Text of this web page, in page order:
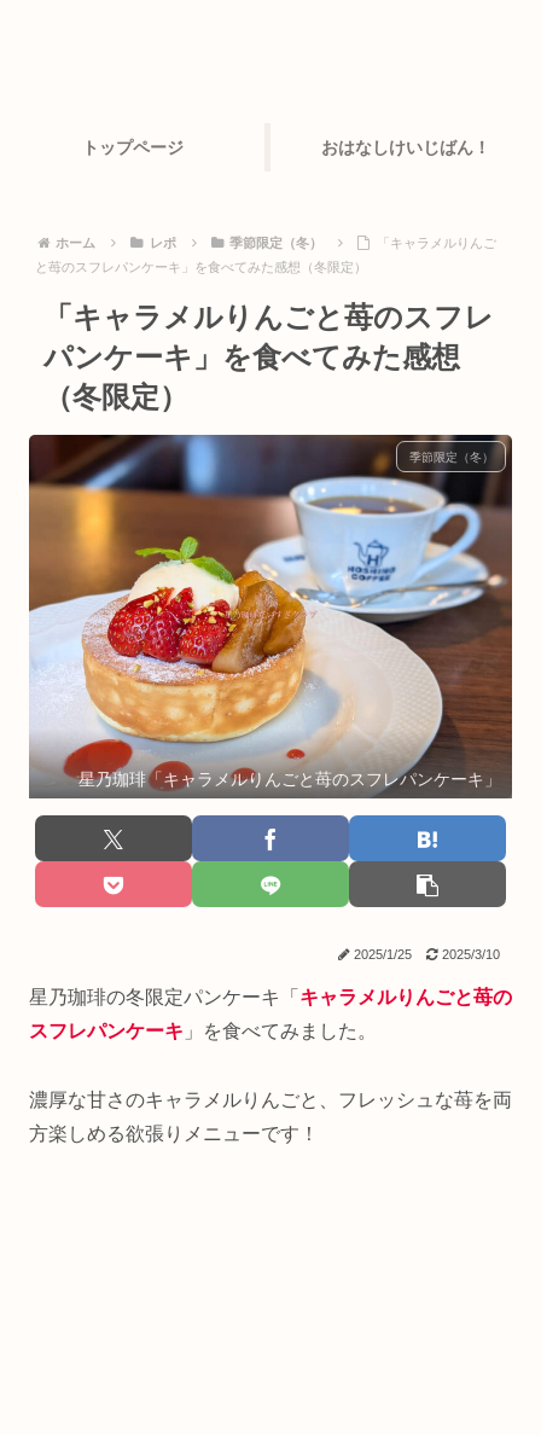
トップページ おはなしけいじばん！
ホーム レポ 季節限定（冬）
「キャラメルりんご
と苺のスフレパンケーキ」を食べてみた感想（冬限定）
「キャラメルりんごと苺のスフレ
パンケーキ」を食べてみた感想
（冬限定）
季節限定（冬）
星乃珈琲「キャラメルりんごと苺のスフレパンケーキ」
2025/1/25 2025/3/10
星乃珈琲の冬限定パンケーキ「 キャラメルりんごと苺の
スフレパンケーキ 」を食べてみました。
濃厚な甘さのキャラメルりんごと、フレッシュな苺を両
方楽しめる欲張りメニューです！